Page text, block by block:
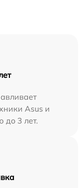
Asus и
до 3 лет.